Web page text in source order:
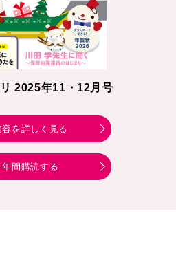
2025年11・12月号
容を詳しく見る
年間購読する